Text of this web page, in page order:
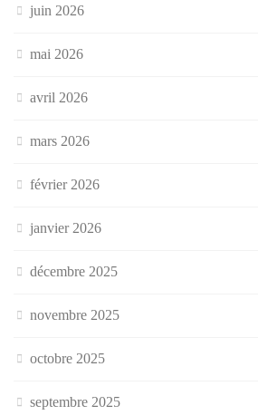
juin 2026
mai 2026
avril 2026
mars 2026
février 2026
janvier 2026
décembre 2025
novembre 2025
octobre 2025
septembre 2025